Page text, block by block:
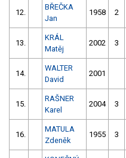
12.
BŘEČKA
Jan
1958 2
13.
KRÁL
Matěj
2002 3
14.
WALTER
David
2001
15.
RAŠNER
Karel
2004 3
16.
MATULA
Zdeněk
1955 3